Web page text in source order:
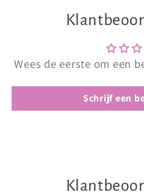
Wees de eerste om een
Schrijf een